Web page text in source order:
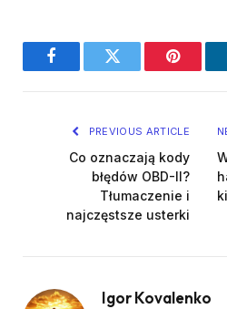
FacebookTwitter
PREVIOUS ARTICLE
Co oznaczają kody
błędów OBD-II?
Tłumaczenie i
najczęstsze usterki
Igor Kovalenko